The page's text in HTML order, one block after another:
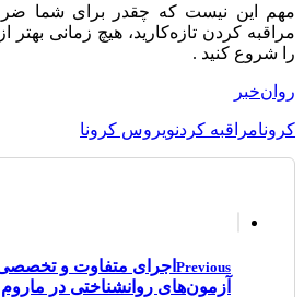
مهم این نیست که چقدر برای شما
مراقبه کردن تازه‌کارید، هیچ زمانی بهتر
را شروع کنید .
روان‌خبر
کرونامراقبه کردنویروس کرونا
Previous اجرای متفاوت و
آزمون‌های روانشناختی در ماروم